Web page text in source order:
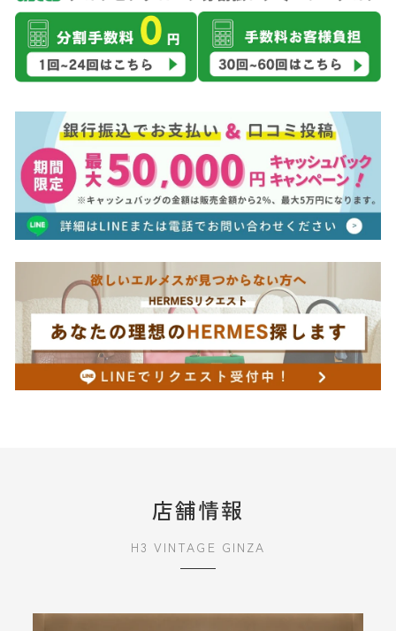
店舗情報
H3 VINTAGE GINZA